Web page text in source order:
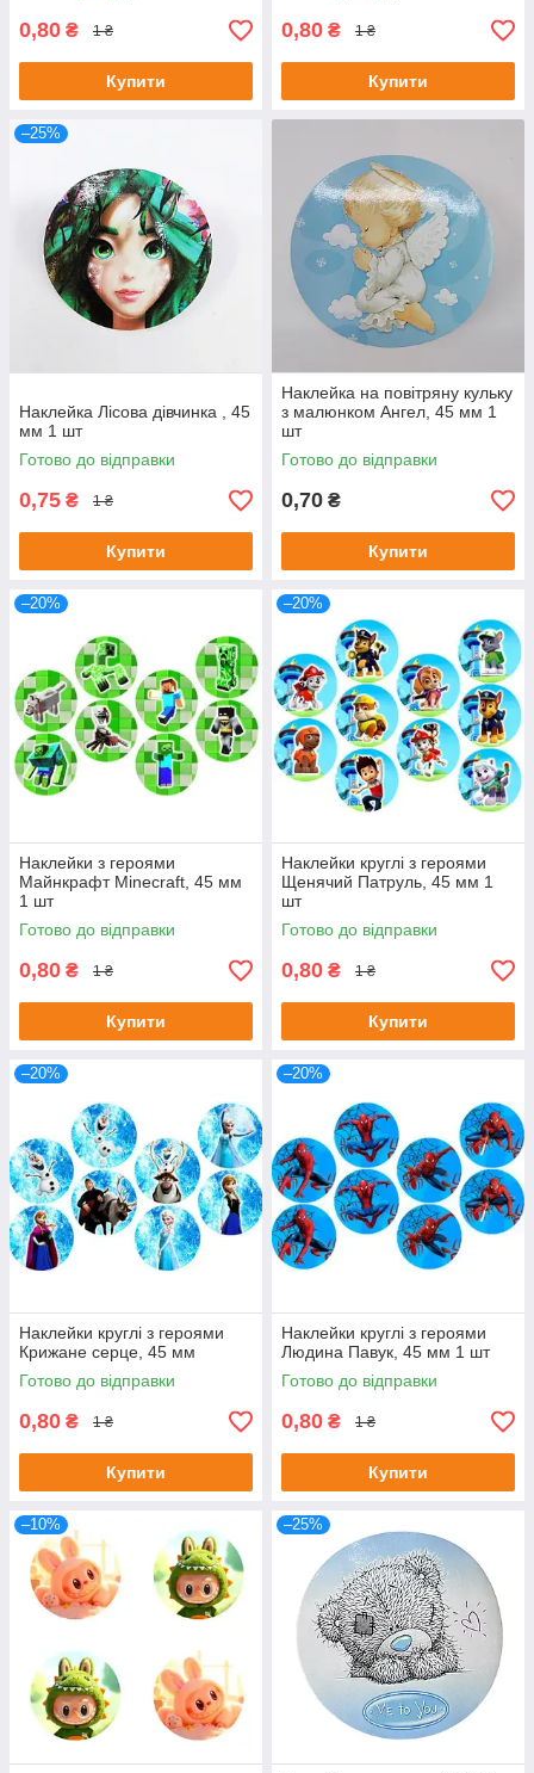
0,80 ₴ 1 ₴
Купити
0,80 ₴ 1 ₴
Купити
–25%
Наклейка Лісова дівчинка , 45
мм 1 шт
Готово до відправки
0,75 ₴ 1 ₴
Купити
Наклейка на повітряну кульку
з малюнком Ангел, 45 мм 1
шт
Готово до відправки
0,70 ₴
Купити
–20%
Наклейки з героями
Майнкрафт Minecraft, 45 мм
1 шт
Готово до відправки
0,80 ₴ 1 ₴
Купити
–20%
Наклейки круглі з героями
Щенячий Патруль, 45 мм 1
шт
Готово до відправки
0,80 ₴ 1 ₴
Купити
–20%
Наклейки круглі з героями
Крижане серце, 45 мм
Готово до відправки
0,80 ₴ 1 ₴
Купити
–20%
Наклейки круглі з героями
Людина Павук, 45 мм 1 шт
Готово до відправки
0,80 ₴ 1 ₴
Купити
–10% –25%